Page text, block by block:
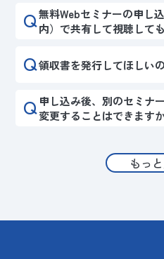
Q無料Webセミナーの申し
内）で共有して視聴して
Q領収書を発行してほしい
Q 申し込み後、別のセミナ
変更することはできます
もっ